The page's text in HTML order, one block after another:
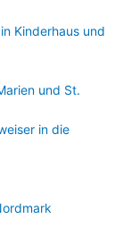
Kinderhaus und
und St.
in die